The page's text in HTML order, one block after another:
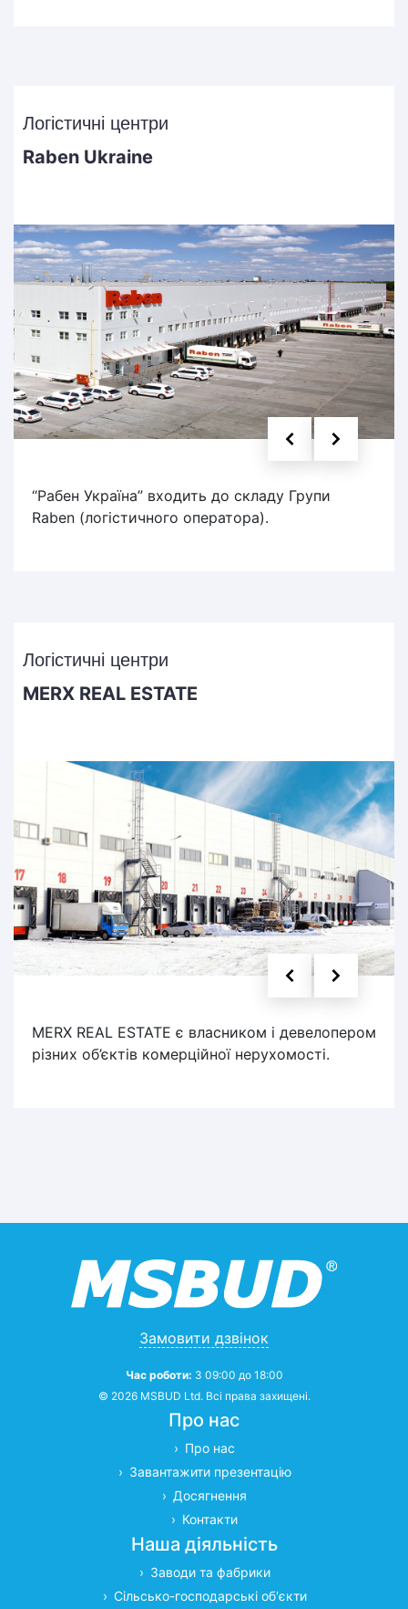
Логістичні центри
Raben Ukraine
“Рабен Україна” входить до складу Групи
Raben (логістичного оператора).
Логістичні центри
MERX REAL ESTATE
MERX REAL ESTATE є власником і девелопером
різних об’єктів комерційної нерухомості.
Замовити дзвінок
Час роботи: З 09:00 до 18:00
© 2026 MSBUD Ltd. Всі права захищені.
Про нас
Про нас
Завантажити презентацію
Досягнення
Контакти
Наша діяльність
Заводи та фабрики
Сільсько-господарські об'єкти